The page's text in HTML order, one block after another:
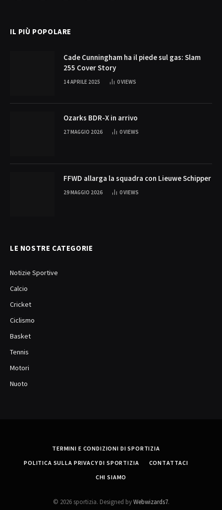
IL PIÙ POPOLARE
Cade Cunningham ha il piede sul gas: Slam
255 Cover Story
14 APRILE 2025 0VIEWS
Ozarks BDR-X in arrivo
27 MAGGIO 2026 0VIEWS
FFWD allarga la squadra con Lieuwe Schipper
29 MAGGIO 2026 0VIEWS
LE NOSTRE CATEGORIE
Notizie Sportive
Calcio
Cricket
Ciclismo
Basket
Tennis
Motori
Nuoto
TERMINI E CONDIZIONI DI SPORTIZIA
POLITICA SULLA PRIVACY DI SPORTIZIA
CONTATTACI
CHI SIAMO
© 2026 sportizia. Designed byWebwizards7.